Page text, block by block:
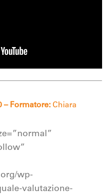
– Formatore: Chiara
wp-
valutazione-